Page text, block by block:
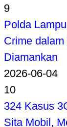
9
Polda
Crime
Diamankan
2026-06-04
10
324 Kasus
Sita Mobil,